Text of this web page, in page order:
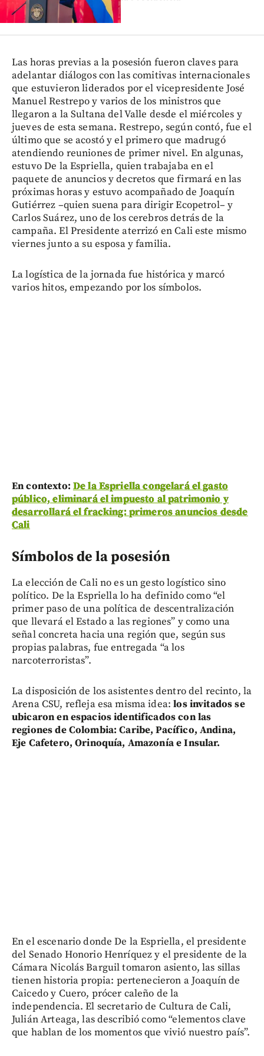
Las horas previas a la posesión fueron claves para
adelantar diálogos con las comitivas internacionales
que estuvieron liderados por el vicepresidente José
Manuel Restrepo y varios de los ministros que
llegaron a la Sultana del Valle desde el miércoles y
jueves de esta semana. Restrepo, según contó, fue el
último que se acostó y el primero que madrugó
atendiendo reuniones de primer nivel. En algunas,
estuvo De la Espriella, quien trabajaba en el
paquete de anuncios y decretos que firmará en las
próximas horas y estuvo acompañado de Joaquín
Gutiérrez –quien suena para dirigir Ecopetrol– y
Carlos Suárez, uno de los cerebros detrás de la
campaña. El Presidente aterrizó en Cali este mismo
viernes junto a su esposa y familia.
La logística de la jornada fue histórica y marcó
varios hitos, empezando por los símbolos.
En contexto: De la Espriella congelará el gasto
público, eliminará el impuesto al patrimonio y
desarrollará el fracking: primeros anuncios desde
Cali
Símbolos de la posesión
La elección de Cali no es un gesto logístico sino
político. De la Espriella lo ha definido como “el
primer paso de una política de descentralización
que llevará el Estado a las regiones” y como una
señal concreta hacia una región que, según sus
propias palabras, fue entregada “a los
narcoterroristas”.
La disposición de los asistentes dentro del recinto, la
Arena CSU, refleja esa misma idea:los invitados se
ubicaron en espacios identificados con las
regiones de Colombia: Caribe, Pacífico, Andina,
Eje Cafetero, Orinoquía, Amazonía e Insular.
En el escenario donde De la Espriella, el presidente
del Senado Honorio Henríquez y el presidente de la
Cámara Nicolás Barguil tomaron asiento, las sillas
tienen historia propia: pertenecieron a Joaquín de
Caicedo y Cuero, prócer caleño de la
independencia. El secretario de Cultura de Cali,
Julián Arteaga, las describió como “elementos clave
que hablan de los momentos que vivió nuestro país”.